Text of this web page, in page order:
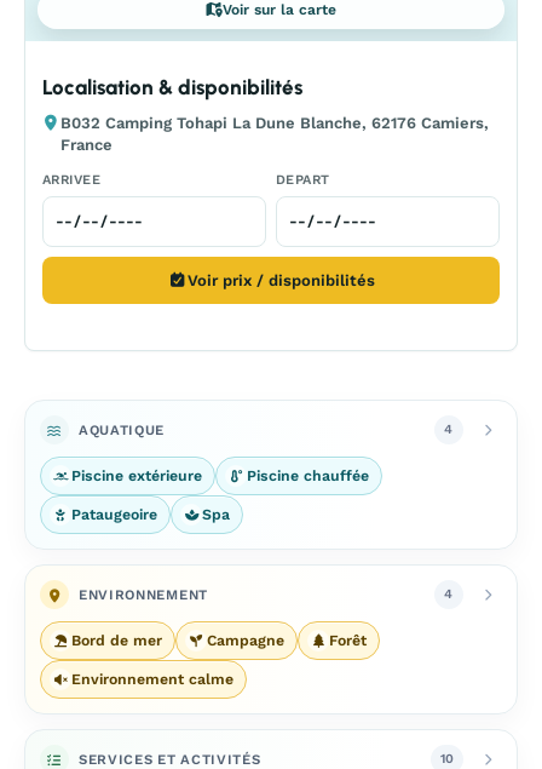
Voir sur la carte
Localisation & disponibilités
B032 Camping Tohapi La Dune Blanche, 62176 Camiers,
France
ARRIVEE DEPART
Voir prix / disponibilités
AQUATIQUE 4
Piscine extérieure Piscine chauffée
Pataugeoire Spa
ENVIRONNEMENT 4
Bord de mer Campagne Forêt
Environnement calme
SERVICES ET ACTIVITÉS 10